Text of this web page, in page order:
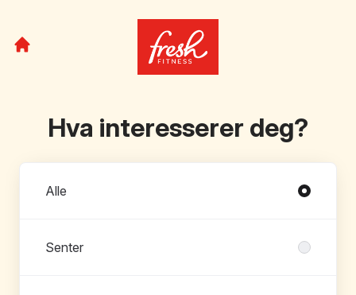
Hva interesserer deg?
Alle
Senter